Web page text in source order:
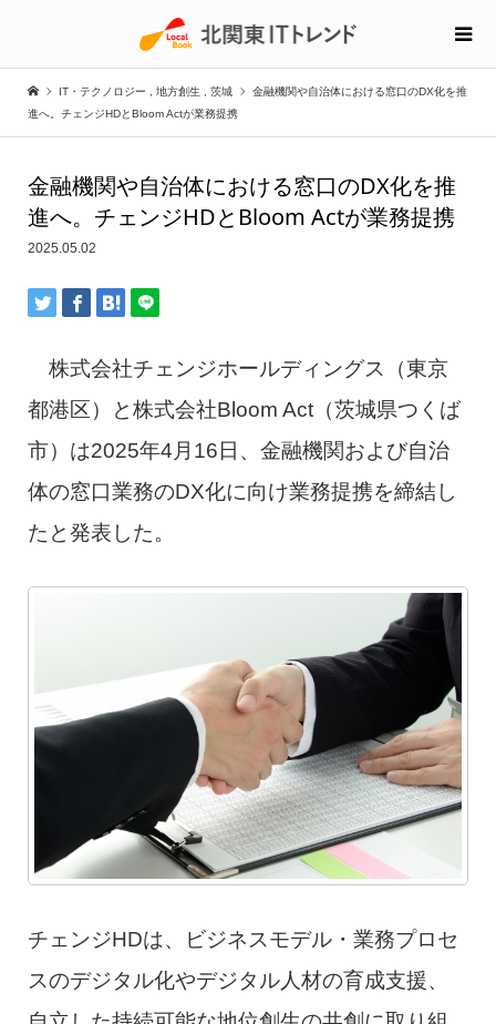
IT・テクノロジー 地方創生 茨城
金融機関や自治体における窓口のDX化を推
進へ。チェンジHDとBloom Actが業務提携
金融機関や自治体における窓口のDX化を推
進へ。チェンジHDとBloom Actが業務提携
2025.05.02
株式会社チェンジホールディングス（東京
都港区）と株式会社Bloom Act（茨城県つくば
市）は2025年4月16日、金融機関および自治
体の窓口業務のDX化に向け業務提携を締結し
たと発表した。
チェンジHDは、ビジネスモデル・業務プロセ
スのデジタル化やデジタル人材の育成支援、